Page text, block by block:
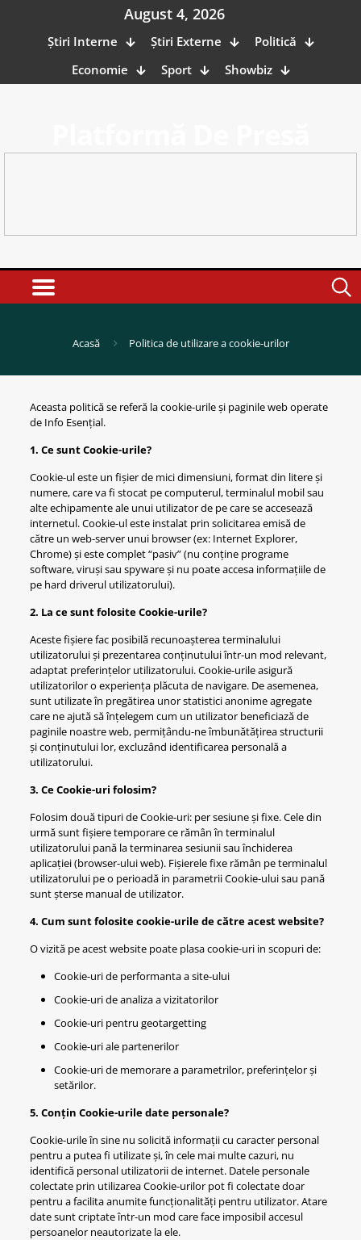
August 4, 2026
Știri Interne Știri Externe
Politică
Economie
Sport Showbiz
Acasă Politica de utilizare a cookie-urilor
Aceasta politică se referă la cookie-urile și paginile web operate
de Info Esențial.
1. Ce sunt Cookie-urile?
Cookie-ul este un fișier de mici dimensiuni, format din litere și
numere, care va fi stocat pe computerul, terminalul mobil sau
alte echipamente ale unui utilizator de pe care se accesează
internetul. Cookie-ul este instalat prin solicitarea emisă de
către un web-server unui browser (ex: Internet Explorer,
Chrome) și este complet “pasiv” (nu conține programe
software, viruși sau spyware și nu poate accesa informațiile de
pe hard driverul utilizatorului).
2. La ce sunt folosite Cookie-urile?
Aceste fișiere fac posibilă recunoașterea terminalului
utilizatorului și prezentarea conținutului într-un mod relevant,
adaptat preferințelor utilizatorului. Cookie-urile asigură
utilizatorilor o experiența plăcuta de navigare. De asemenea,
sunt utilizate în pregătirea unor statistici anonime agregate
care ne ajută să înțelegem cum un utilizator beneficiază de
paginile noastre web, permițându-ne îmbunătățirea structurii
și conținutului lor, excluzând identificarea personală a
utilizatorului.
3. Ce Cookie-uri folosim?
Folosim două tipuri de Cookie-uri: per sesiune și fixe. Cele din
urmă sunt fișiere temporare ce rămân în terminalul
utilizatorului pană la terminarea sesiunii sau închiderea
aplicației (browser-ului web). Fișierele fixe rămân pe terminalul
utilizatorului pe o perioadă in parametrii Cookie-ului sau pană
sunt șterse manual de utilizator.
4. Cum sunt folosite cookie-urile de către acest website?
O vizită pe acest website poate plasa cookie-uri in scopuri de:
Cookie-uri de performanta a site-ului
Cookie-uri de analiza a vizitatorilor
Cookie-uri pentru geotargetting
Cookie-uri ale partenerilor
Cookie-uri de memorare a parametrilor, preferințelor și
setărilor.
5. Conțin Cookie-urile date personale?
Cookie-urile în sine nu solicită informații cu caracter personal
pentru a putea fi utilizate și, în cele mai multe cazuri, nu
identifică personal utilizatorii de internet. Datele personale
colectate prin utilizarea Cookie-urilor pot fi colectate doar
pentru a facilita anumite funcționalități pentru utilizator. Atare
date sunt criptate într-un mod care face imposibil accesul
persoanelor neautorizate la ele.